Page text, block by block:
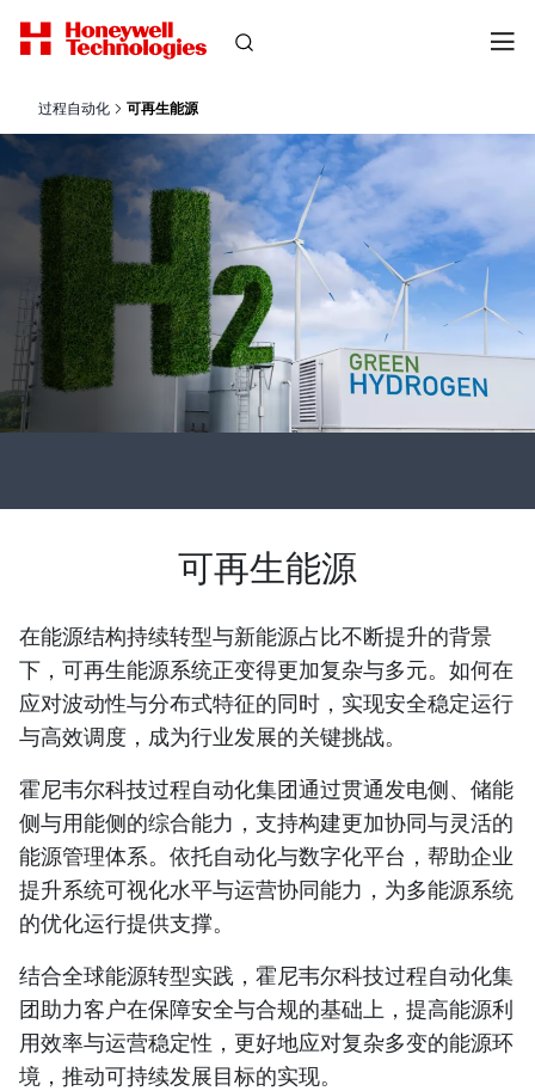
过程自动化 可再生能源
可再生能源
在能源结构持续转型与新能源占比不断提升的背景
下，可再生能源系统正变得更加复杂与多元。如何在
应对波动性与分布式特征的同时，实现安全稳定运行
与高效调度，成为行业发展的关键挑战。
霍尼韦尔科技过程自动化集团通过贯通发电侧、储能
侧与用能侧的综合能力，支持构建更加协同与灵活的
能源管理体系。依托自动化与数字化平台，帮助企业
提升系统可视化水平与运营协同能力，为多能源系统
的优化运行提供支撑。
结合全球能源转型实践，霍尼韦尔科技过程自动化集
团助力客户在保障安全与合规的基础上，提高能源利
用效率与运营稳定性，更好地应对复杂多变的能源环
境，推动可持续发展目标的实现。